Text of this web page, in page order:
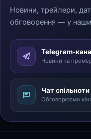
Новини, трейлери,
обговорення — у
Telegram-
Новини та
Чат спільноти
Обговорюємо